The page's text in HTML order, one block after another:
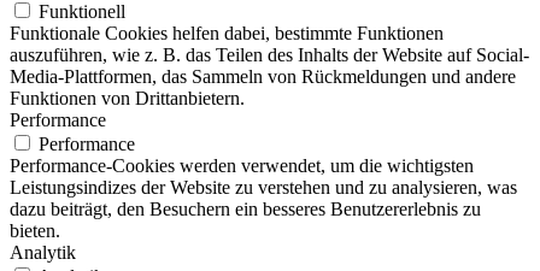
Funktionell
Funktionale Cookies helfen dabei, bestimmte Funktionen
auszuführen, wie z. B. das Teilen des Inhalts der Website auf Social-
Media-Plattformen, das Sammeln von Rückmeldungen und andere
Funktionen von Drittanbietern.
Performance
Performance
Performance-Cookies werden verwendet, um die wichtigsten
Leistungsindizes der Website zu verstehen und zu analysieren, was
dazu beiträgt, den Besuchern ein besseres Benutzererlebnis zu
bieten.
Analytik